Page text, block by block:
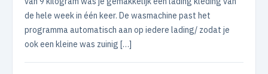
de hele week in één keer. De wasmachine past het
programma automatisch aan op iedere lading/ zodat je
ook een kleine was zuinig […]